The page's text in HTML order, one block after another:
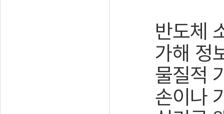
반도체
가해 정
물질적
손이나